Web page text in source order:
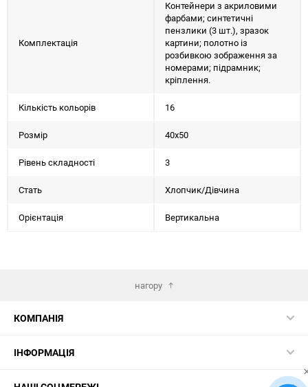
Комплектація
Контейнери з акриловими
фарбами; синтетичні
пензлики (3 шт.), зразок
картини; полотно із
розбивкою зображення за
номерами; підрамник;
кріплення.
Кількість кольорів 16
Розмір 40х50
Рівень складності 3
Стать Хлопчик/Дiвчина
Орієнтація Вертикальна
нагору
КОМПАНІЯ
ІНФОРМАЦІЯ